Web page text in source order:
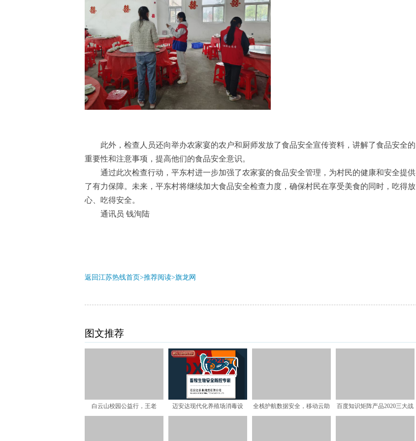
此外，检查人员还向举办农家宴的农户和厨师发放了食品安全宣传资料，讲解了食品安全的
重要性和注意事项，提高他们的食品安全意识。
通过此次检查行动，平东村进一步加强了农家宴的食品安全管理，为村民的健康和安全提供
了有力保障。未来，平东村将继续加大食品安全检查力度，确保村民在享受美食的同时，吃得放
心、吃得安全。
通讯员 钱洵陆
返回江苏热线首页>推荐阅读>旗龙网
图文推荐
白云山校园公益行，王老
迈安达现代化养殖场消毒设
全栈护航数据安全，移动云助
百度知识矩阵产品2020三大战